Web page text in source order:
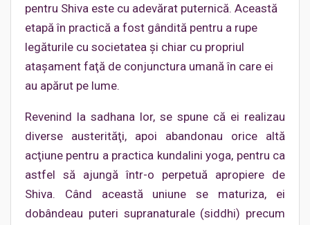
pentru Shiva este cu adevărat puternică. Această
etapă în practică a fost gândită pentru a rupe
legăturile cu societatea şi chiar cu propriul
ataşament faţă de conjunctura umană în care ei
au apărut pe lume.
Revenind la sadhana lor, se spune că ei realizau
diverse austerităţi, apoi abandonau orice altă
acţiune pentru a practica kundalini yoga, pentru ca
astfel să ajungă într-o perpetuă apropiere de
Shiva. Când această uniune se maturiza, ei
dobândeau puteri supranaturale (siddhi) precum